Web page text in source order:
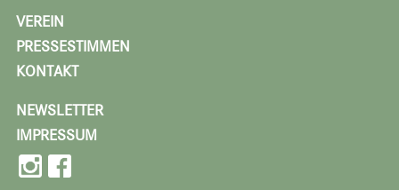
VEREIN
PRESSESTIMMEN
KONTAKT
NEWSLETTER
IMPRESSUM